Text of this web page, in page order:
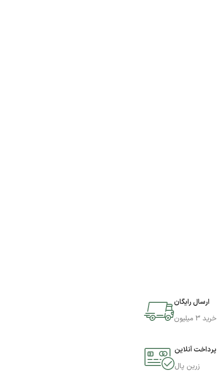
ارسال رایگان
خرید 3 میلیون
پرداخت آنلاین
زرین پال